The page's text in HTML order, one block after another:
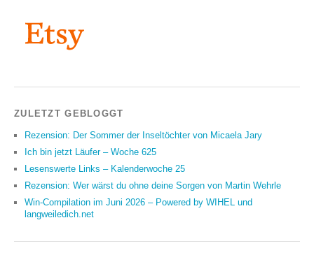
ZULETZT GEBLOGGT
Rezension: Der Sommer der Inseltöchter von Micaela Jary
Ich bin jetzt Läufer – Woche 625
Lesenswerte Links – Kalenderwoche 25
Rezension: Wer wärst du ohne deine Sorgen von Martin Wehrle
Win-Compilation im Juni 2026 – Powered by WIHEL und
langweiledich.net